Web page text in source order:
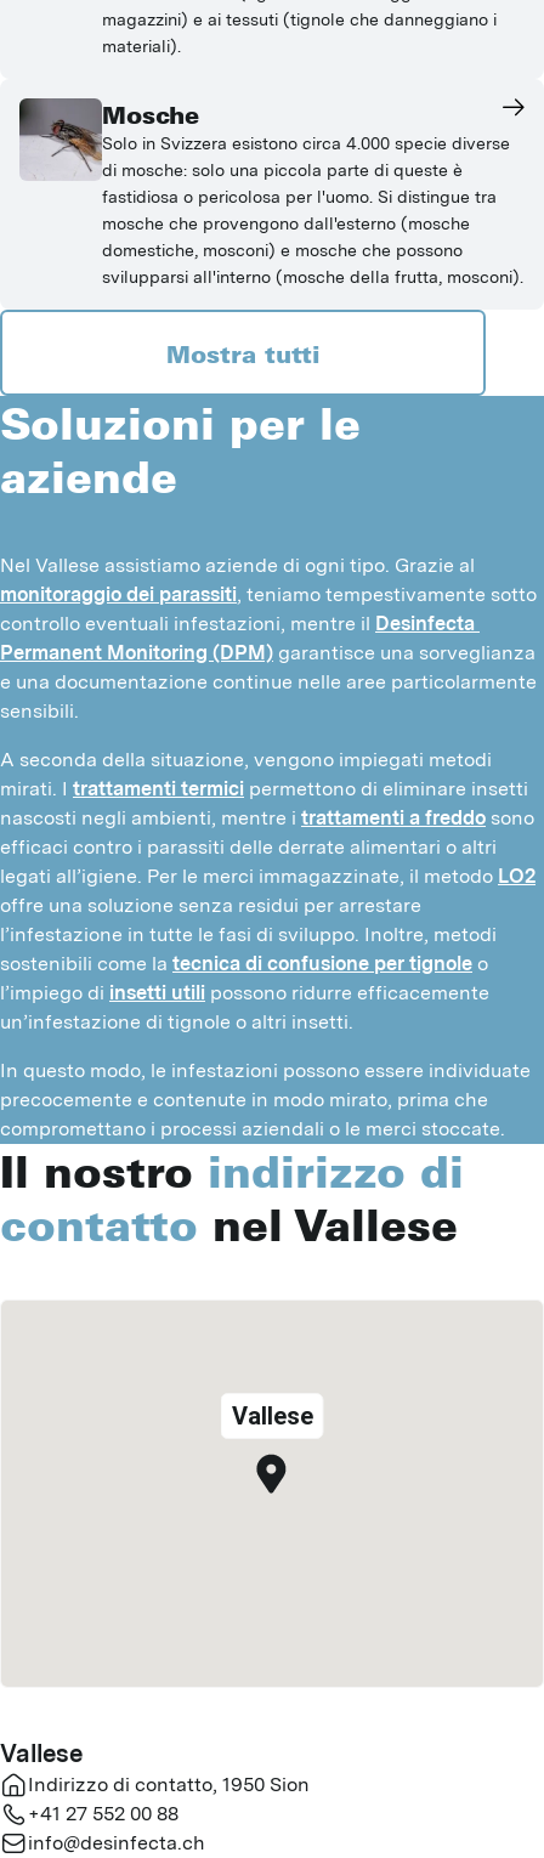
magazzini) e ai tessuti (tignole che danneggiano i
materiali).
Mosche
Solo in Svizzera esistono circa 4.000 specie diverse
di mosche: solo una piccola parte di queste è
fastidiosa o pericolosa per l'uomo. Si distingue tra
mosche che provengono dall'esterno (mosche
domestiche, mosconi) e mosche che possono
svilupparsi all'interno (mosche della frutta, mosconi).
Mostra tutti
Soluzioni per le
aziende
monitoraggio dei parassiti, teniamo tempestivamente sotto
controllo eventuali infestazioni, mentre il Desinfecta
Permanent Monitoring (DPM) garantisce una sorveglianza
e una documentazione continue nelle aree particolarmente
sensibili.
A seconda della situazione, vengono impiegati metodi
mirati. I trattamenti termici permettono di eliminare insetti
nascosti negli ambienti, mentre i trattamenti a freddo sono
efficaci contro i parassiti delle derrate alimentari o altri
legati all’igiene. Per le merci immagazzinate, il metodo LO2
offre una soluzione senza residui per arrestare
l’infestazione in tutte le fasi di sviluppo. Inoltre, metodi
sostenibili come la tecnica di confusione per tignole o
l’impiego di insetti utili possono ridurre efficacemente
un’infestazione di tignole o altri insetti.
In questo modo, le infestazioni possono essere individuate
precocemente e contenute in modo mirato, prima che
compromettano i processi aziendali o le merci stoccate.
Il nostro indirizzo di
contatto nel Vallese
Vallese
Vallese
Indirizzo di contatto, 1950 Sion
+41 27 552 00 88
info@desinfecta.ch